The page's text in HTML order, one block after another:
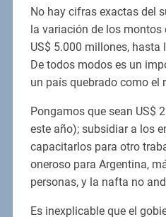
No hay cifras exactas del
la variación de los montos
US$ 5.000 millones, hasta
De todos modos es un
un país quebrado como el
Pongamos que sean US$
este año); subsidiar a los
capacitarlos para otro
oneroso para Argentina,
personas, y la nafta no
Es inexplicable que el